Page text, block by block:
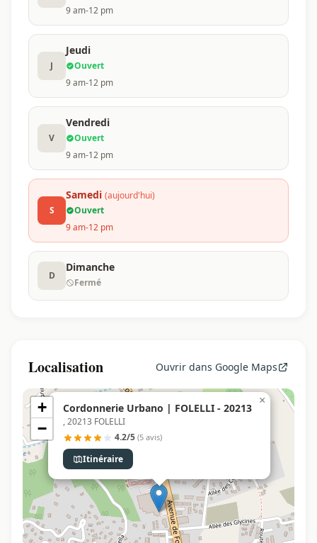
9 am-12 pm
J
Jeudi
Ouvert
9 am-12 pm
V
Vendredi
Ouvert
9 am-12 pm
S
Samedi (aujourd'hui)
Ouvert
9 am-12 pm
D
Dimanche
Fermé
Localisation Ouvrir dans Google Maps
Cordonnerie Urbano | FOLELLI - 20213
, 20213 FOLELLI
4.2/5 (5 avis)
Itinéraire
×
+
−